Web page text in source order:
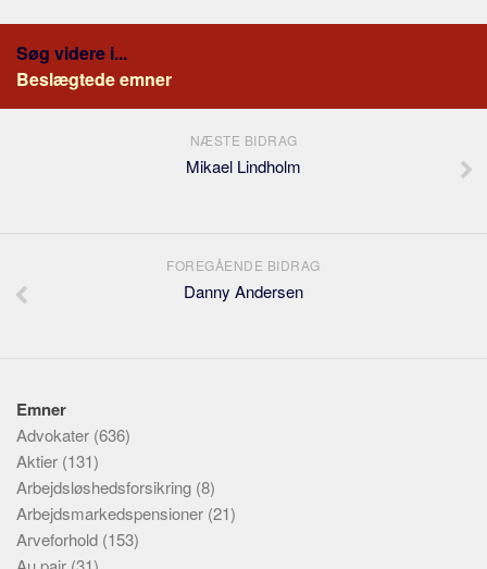
Søg videre i...
Beslægtede emner
NÆSTE BIDRAG
Mikael Lindholm
FOREGÅENDE BIDRAG
Danny Andersen
Emner
Advokater (636)
Aktier (131)
Arbejdsløshedsforsikring (8)
Arbejdsmarkedspensioner (21)
Arveforhold (153)